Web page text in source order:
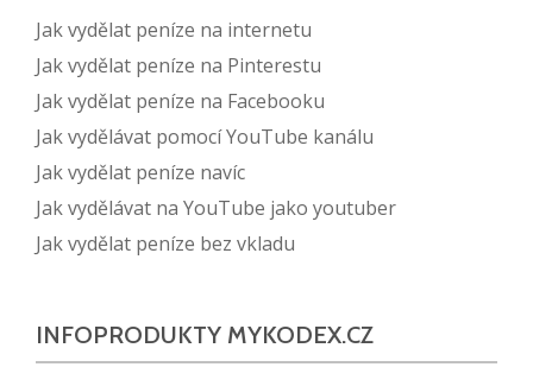
Jak vydělat peníze na internetu
Jak vydělat peníze na Pinterestu
Jak vydělat peníze na Facebooku
Jak vydělávat pomocí YouTube kanálu
Jak vydělat peníze navíc
Jak vydělávat na YouTube jako youtuber
Jak vydělat peníze bez vkladu
INFOPRODUKTY MYKODEX.CZ